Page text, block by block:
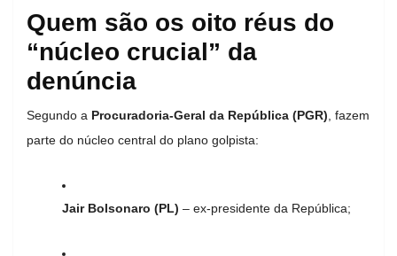
Quem são os oito réus do
“núcleo crucial” da
denúncia
Segundo a Procuradoria-Geral da República (PGR) , fazem
parte do núcleo central do plano golpista:
Jair Bolsonaro (PL) – ex-presidente da República;